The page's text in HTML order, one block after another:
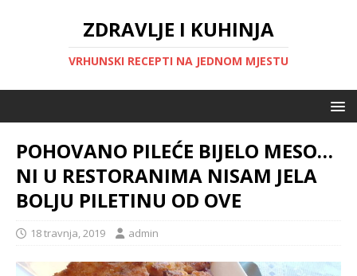
ZDRAVLJE I KUHINJA
VRHUNSKI RECEPTI NA JEDNOM MJESTU
POHOVANO PILEĆE BIJELO MESO…
NI U RESTORANIMA NISAM JELA
BOLJU PILETINU OD OVE
18 travnja, 2019 admin